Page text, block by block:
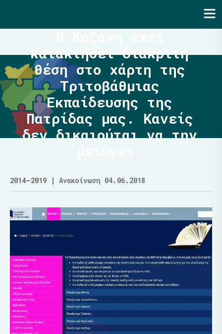
κατακτήσει διακριτή
θέση στο χάρτη της
Τριτοβάθμιας
Εκπαίδευσης της
Πατρίδας μας. Κανείς
δεν δικαιούται να την
2014–2019 | Ανακοίνωση 04.06.2018